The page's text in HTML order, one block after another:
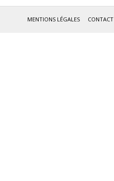
MENTIONS LÉGALES CONTACT